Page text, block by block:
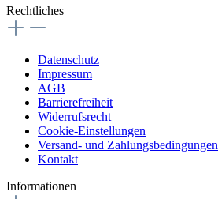
Rechtliches
Datenschutz
Impressum
AGB
Barrierefreiheit
Widerrufsrecht
Cookie-Einstellungen
Versand- und Zahlungsbedingungen
Kontakt
Informationen